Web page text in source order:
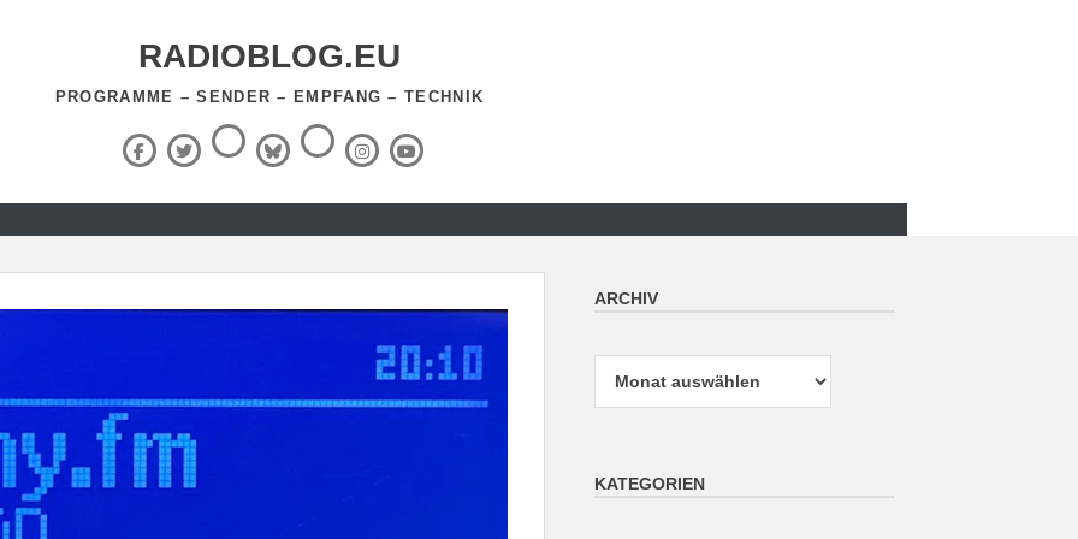
RADIOBLOG.EU
PROGRAMME – SENDER – EMPFANG – TECHNIK
Facebook
X
(Twitter)
ThreadsBlueSky
RSS-
Feed InstagramYouTube
ARCHIV
KATEGORIEN